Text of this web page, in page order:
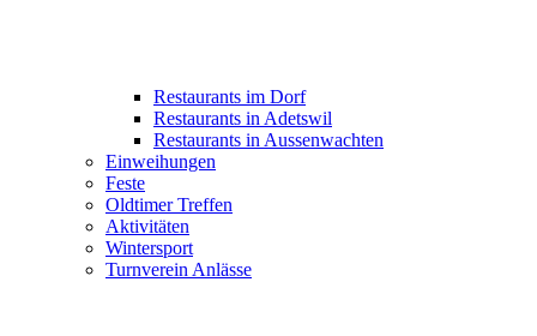
Restaurants im Dorf
Restaurants in Adetswil
Restaurants in Aussenwachten
Einweihungen
Feste
Oldtimer Treffen
Aktivitäten
Wintersport
Turnverein Anlässe